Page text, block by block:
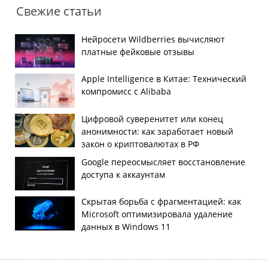
Свежие статьи
Нейросети Wildberries вычисляют
платные фейковые отзывы
Apple Intelligence в Китае: Технический
компромисс с Alibaba
Цифровой суверенитет или конец
анонимности: как заработает новый
закон о криптовалютах в РФ
Google переосмысляет восстановление
доступа к аккаунтам
Скрытая борьба с фрагментацией: как
Microsoft оптимизировала удаление
данных в Windows 11